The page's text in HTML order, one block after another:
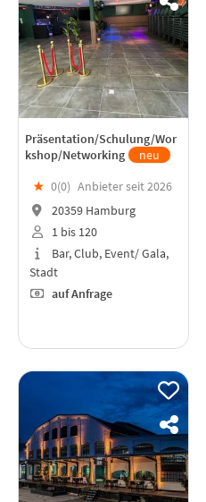
Präsentation/Schulung/Wor
kshop/Networking
neu
★ 0(0) Anbieter seit 2026
20359 Hamburg
1 bis 120
Bar, Club, Event/ Gala,
Stadt
auf Anfrage